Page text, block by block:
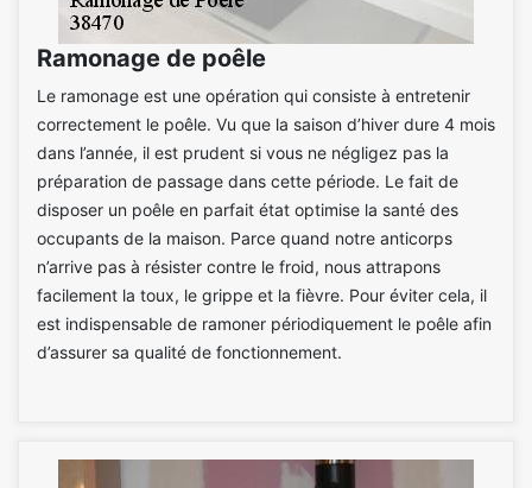
Ramonage de poêle
Le ramonage est une opération qui consiste à entretenir
correctement le poêle. Vu que la saison d’hiver dure 4 mois
dans l’année, il est prudent si vous ne négligez pas la
préparation de passage dans cette période. Le fait de
disposer un poêle en parfait état optimise la santé des
occupants de la maison. Parce quand notre anticorps
n’arrive pas à résister contre le froid, nous attrapons
facilement la toux, le grippe et la fièvre. Pour éviter cela, il
est indispensable de ramoner périodiquement le poêle afin
d’assurer sa qualité de fonctionnement.